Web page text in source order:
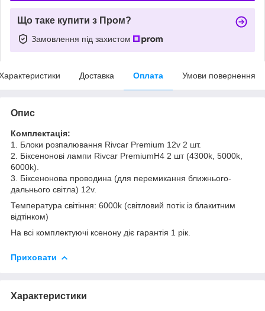
Що таке купити з Пром?
Замовлення під захистом
Доставка Оплата Умови повернення
Опис
Комплектація:
1. Блоки розпалювання Rivcar Premium 12v 2 шт.
2. Біксенонові лампи Rivcar PremiumH4 2 шт (4300k, 5000k,
6000k).
3. Біксенонова проводина (для перемикання ближнього-
дальнього світла) 12v.
Температура світіння: 6000k (світловий потік із блакитним
відтінком)
На всі комплектуючі ксенону діє гарантія 1 рік.
Приховати
Характеристики